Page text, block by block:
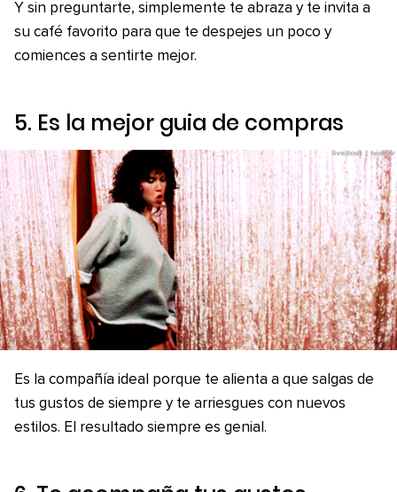
Y sin preguntarte, simplemente te abraza y te invita a
su café favorito para que te despejes un poco y
comiences a sentirte mejor.
5. Es la mejor guia de compras
Es la compañía ideal porque te alienta a que salgas de
tus gustos de siempre y te arriesgues con nuevos
estilos. El resultado siempre es genial.